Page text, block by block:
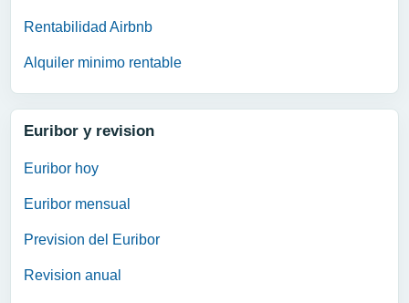
Rentabilidad Airbnb
Alquiler minimo rentable
Euribor y revision
Euribor hoy
Euribor mensual
Prevision del Euribor
Revision anual